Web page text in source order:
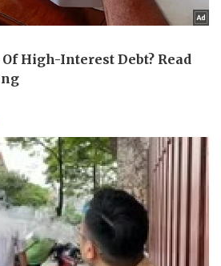
Ô tô
Xe máy